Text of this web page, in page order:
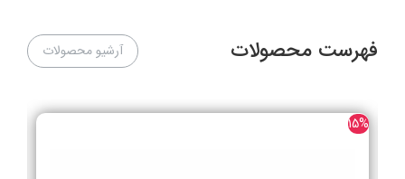
فهرست محصولات آرشیو محصولات
15%